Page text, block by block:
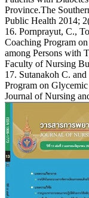
Province.The
Public Health 2014;
16. Pornprayut, C.,
Coaching Program
among Persons with
Faculty of Nursing
17. Sutanakoh C.
Program on
Journal of Nursing